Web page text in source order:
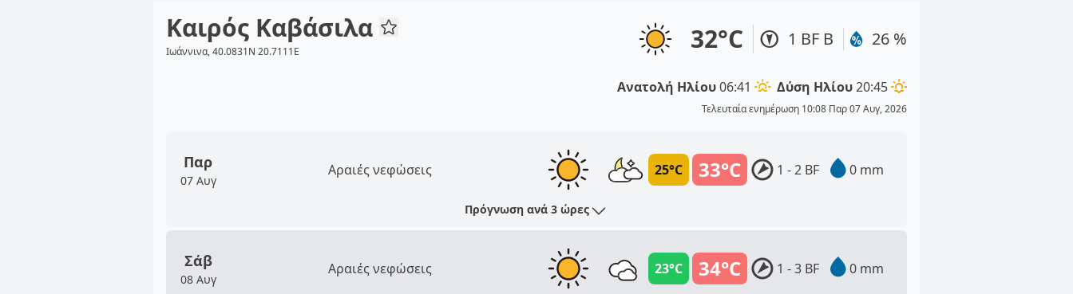
Καιρός Καβάσιλα
Ιωάννινα, 40.0831N 20.7111E 32°C 1 BF Β 26 %
Ανατολή Ηλίου06:41 Δύση Ηλίου20:45
Τελευταία ενημέρωση 10:08 Παρ 07 Αυγ, 2026
Παρ
07 Αυγ
Αραιές νεφώσεις 33°C
25°C 1 - 2 BF 0 mm
Πρόγνωση ανά 3 ώρες
Σάβ
08 Αυγ
Αραιές νεφώσεις 34°C
23°C 1 - 3 BF 0 mm